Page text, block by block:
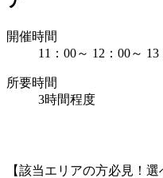
開催時間
11：00～ 12：00～ 13
所要時間
3時間程度
【該当エリアの方必見！